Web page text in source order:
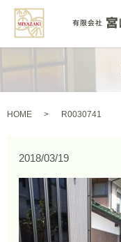
HOME R0030741
2018/03/19